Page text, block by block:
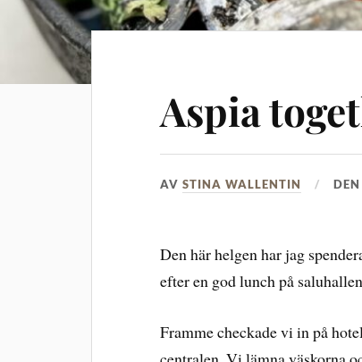
Aspia
AVSTINA WALLENTIN
Den här helgen har jag
efter en god lunch på
Framme checkade vi in på